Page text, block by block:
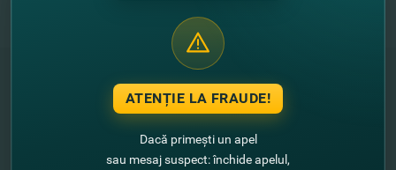
"FinComBank" S.A. este membră a
Schemei de Garantare a Depozitelor
din Republica Moldova
ATENȚIE LA FRAUDE!
Dacă primești un apel
sau mesaj suspect: închide apelul,